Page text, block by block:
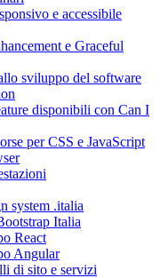
e accessibile
e Graceful
sviluppo del software
disponibili con Can I
per CSS e JavaScript
system .italia
Italia
React
Angular
di sito e servizi